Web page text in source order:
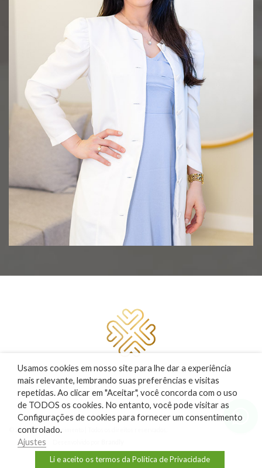
Usamos cookies em nosso site para lhe dar a experiência
mais relevante, lembrando suas preferências e visitas
repetidas. Ao clicar em "Aceitar", você concorda com o uso
de TODOS os cookies. No entanto, você pode visitar as
Configurações de cookies para fornecer um consentimento
controlado.
Ajustes
Li e aceito os termos da Política de Privacidade
Responsável técnico
Dra. Liliane S. Nascimento
CRM 139.086
RQE 46.415
© 2022 Liliane Nascimento | Todos os direitos reservados.